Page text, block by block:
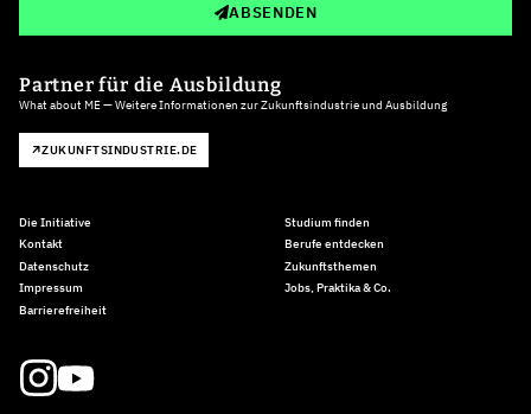
ABSENDEN
Partner für die Ausbildung
What about ME — Weitere Informationen zur Zukunftsindustrie und Ausbildung
ZUKUNFTSINDUSTRIE.DE
Die Initiative
Kontakt
Datenschutz
Impressum
Barrierefreiheit
Studium finden
Berufe entdecken
Zukunftsthemen
Jobs, Praktika & Co.